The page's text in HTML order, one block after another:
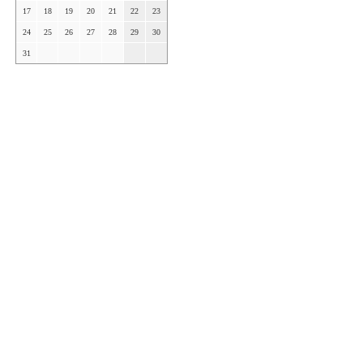
17 18 19 20 21 22 23
24 25 26 27 28 29 30
31